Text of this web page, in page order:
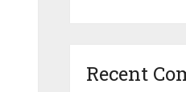
Recent